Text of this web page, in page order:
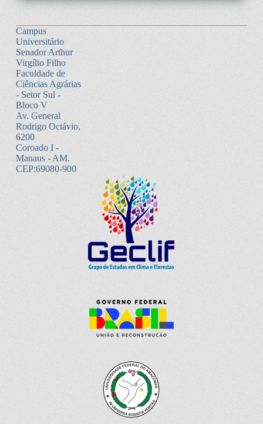
Campus
Universitário
Senador Arthur
Virgílio Filho
Faculdade de
Ciências Agrárias
- Setor Sul -
Bloco V
Av. General
Rodrigo Octávio,
6200
Coroado I -
Manaus - AM.
CEP:69080-900